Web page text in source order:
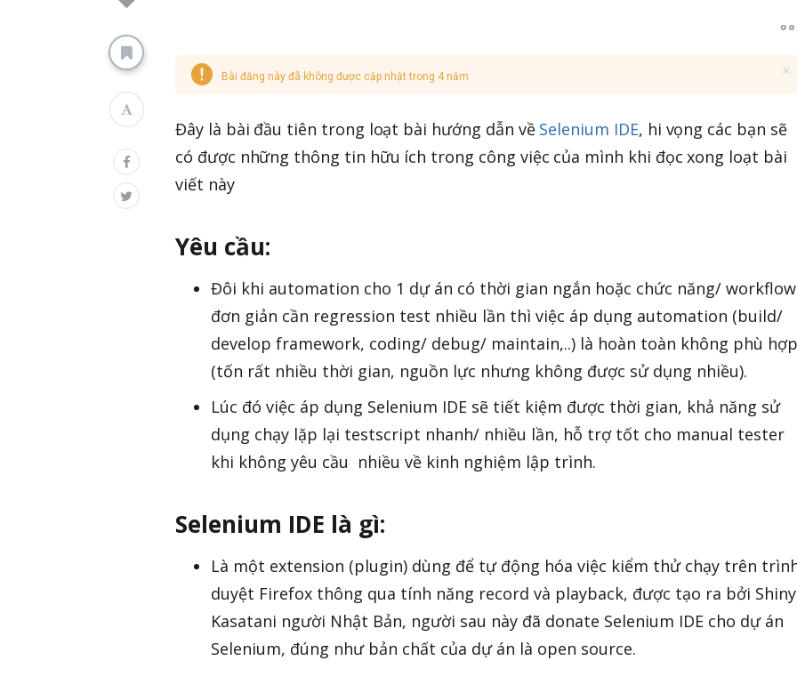
Bài đăng này đã không được cập nhật trong 4 năm
Đây là bài đầu tiên trong loạt bài hướng dẫn về Selenium IDE, hi vọng các bạn sẽ
có được những thông tin hữu ích trong công việc của mình khi đọc xong loạt bài
viết này
Yêu cầu:
Đôi khi automation cho 1 dự án có thời gian ngắn hoặc chức năng/ workflow
đơn giản cần regression test nhiều lần thì việc áp dụng automation (build/
develop framework, coding/ debug/ maintain,..) là hoàn toàn không phù hợp
(tốn rất nhiều thời gian, nguồn lực nhưng không được sử dụng nhiều).
Lúc đó việc áp dụng Selenium IDE sẽ tiết kiệm được thời gian, khả năng sử
dụng chạy lặp lại testscript nhanh/ nhiều lần, hỗ trợ tốt cho manual tester
khi không yêu cầu nhiều về kinh nghiệm lập trình.
Selenium IDE là gì:
Là một extension (plugin) dùng để tự động hóa việc kiểm thử chạy trên
duyệt Firefox thông qua tính năng record và playback, được tạo ra bởi
Kasatani người Nhật Bản, người sau này đã donate Selenium IDE cho dự án
Selenium, đúng như bản chất của dự án là open source.